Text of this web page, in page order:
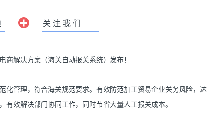
关注我们
解决方案（海关自动报关系统）发布！
化管理，符合海关规范要求。 有效防范加工贸易企业关务风险，达
效解决部门协同工作，同时节省大量人工报关成本。